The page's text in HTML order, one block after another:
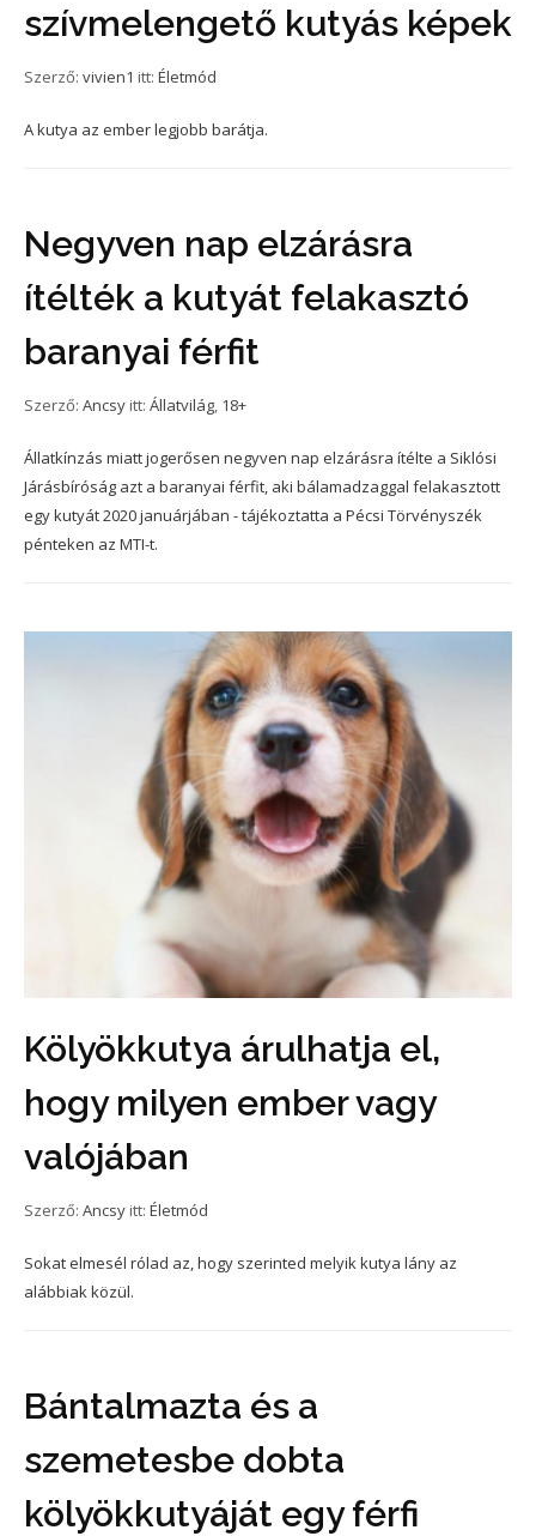
szívmelengető kutyás képek
Szerző: vivien1 itt: Életmód
A kutya az ember legjobb barátja.
Negyven nap elzárásra
ítélték a kutyát felakasztó
baranyai férfit
Szerző: Ancsy itt: Állatvilág, 18+
Állatkínzás miatt jogerősen negyven nap elzárásra ítélte a Siklósi
Járásbíróság azt a baranyai férfit, aki bálamadzaggal felakasztott
egy kutyát 2020 januárjában - tájékoztatta a Pécsi Törvényszék
pénteken az MTI-t.
Kölyökkutya árulhatja el,
hogy milyen ember vagy
valójában
Szerző: Ancsy itt: Életmód
Sokat elmesél rólad az, hogy szerinted melyik kutya lány az
alábbiak közül.
Bántalmazta és a
szemetesbe dobta
kölyökkutyáját egy férfi